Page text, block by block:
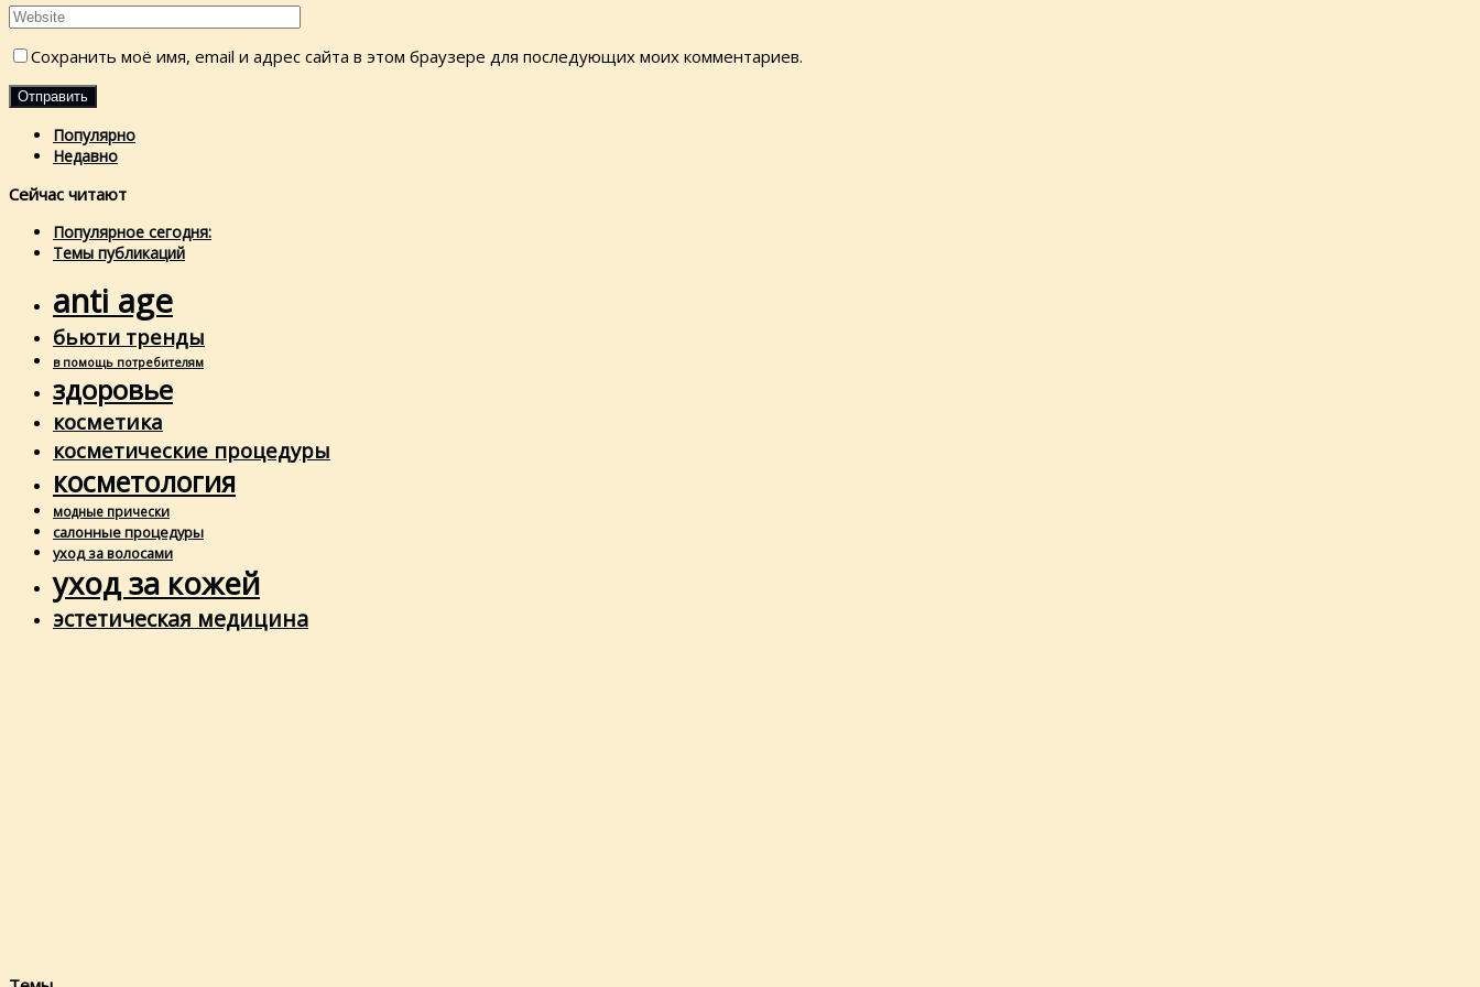
Сохранить моё имя, email и адрес сайта в этом браузере для последующих моих комментариев.
Популярно
Недавно
Сейчас читают
Популярное сегодня:
Темы публикаций
anti age
бьюти тренды
в помощь потребителям
здоровье
косметика
косметические процедуры
косметология
модные прически
салонные процедуры
уход за волосами
уход за кожей
эстетическая медицина